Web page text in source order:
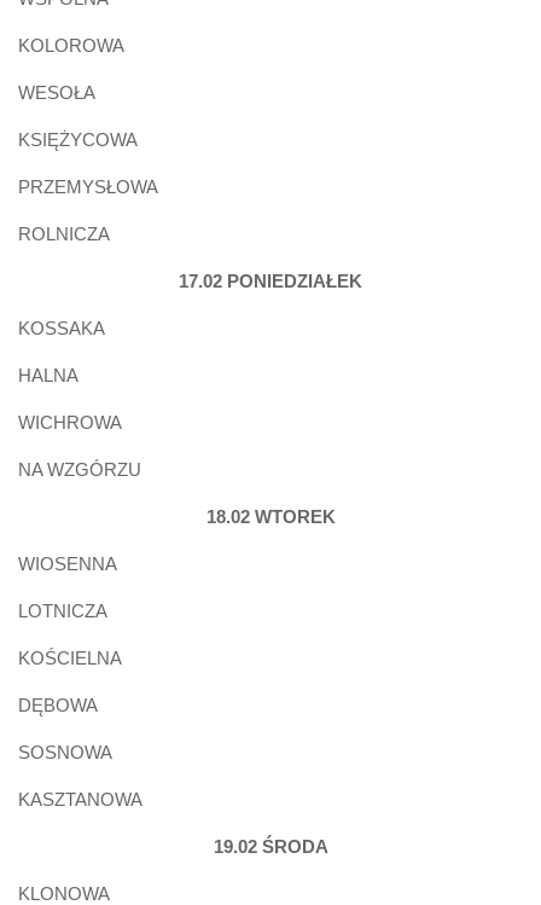
KOLOROWA
WESOŁA
KSIĘŻYCOWA
PRZEMYSŁOWA
ROLNICZA
17.02 PONIEDZIAŁEK
KOSSAKA
HALNA
WICHROWA
NA WZGÓRZU
18.02 WTOREK
WIOSENNA
LOTNICZA
KOŚCIELNA
DĘBOWA
SOSNOWA
KASZTANOWA
19.02 ŚRODA
KLONOWA